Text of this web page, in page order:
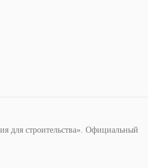
строительства». Официальный